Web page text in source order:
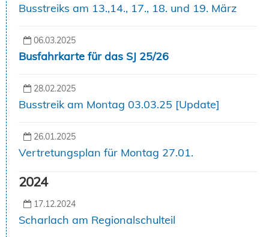
Busstreiks am 13.,14., 17., 18. und 19. März
06.03.2025
Busfahrkarte für das SJ 25/26
28.02.2025
Busstreik am Montag 03.03.25 [Update]
26.01.2025
Vertretungsplan für Montag 27.01.
2024
17.12.2024
Scharlach am Regionalschulteil